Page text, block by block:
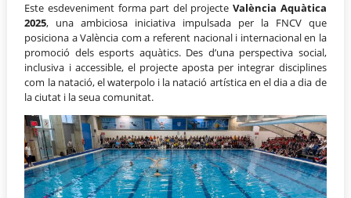
Este esdeveniment forma part del projecteValència Aquàtica
2025, una ambiciosa iniciativa impulsada per la FNCV que
posiciona a València com a referent nacional i internacional en la
promoció dels esports aquàtics. Des d’una perspectiva social,
inclusiva i accessible, el projecte aposta per integrar disciplines
com la natació, el waterpolo i la natació artística en el dia a dia de
la ciutat i la seua comunitat.